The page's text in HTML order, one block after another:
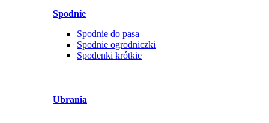
Spodnie
Spodnie do pasa
Spodnie ogrodniczki
Spodenki krótkie
Ubrania